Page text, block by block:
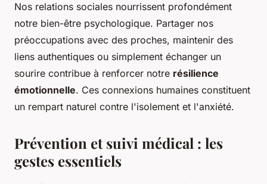
Nos relations sociales nourrissent profondément
notre bien-être psychologique. Partager nos
préoccupations avec des proches, maintenir des
liens authentiques ou simplement échanger un
sourire contribue à renforcer notre résilience
émotionnelle. Ces connexions humaines constituent
un rempart naturel contre l'isolement et l'anxiété.
Prévention et suivi médical : les
gestes essentiels